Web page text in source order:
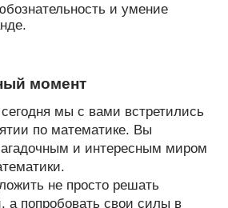
и умение
момент
мы с вами встретились
по математике. Вы
и интересным миром
не просто решать
а попробовать свои силы в